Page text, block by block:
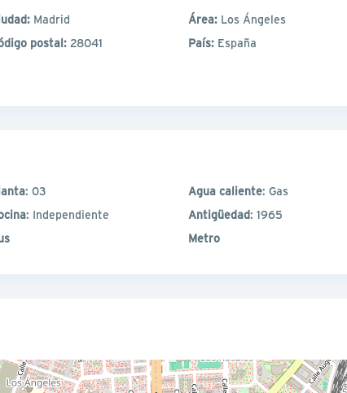
Madrid Área: Los Ángeles
postal: 28041 País: España
: 03 Agua caliente: Gas
: Independiente Antigüedad: 1965
Metro